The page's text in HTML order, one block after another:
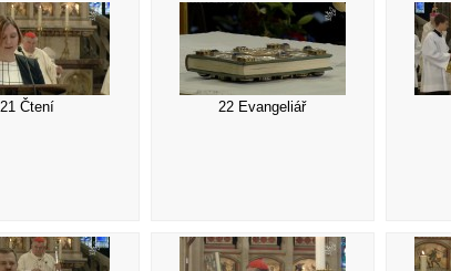
21 Čtení 22 Evangeliář